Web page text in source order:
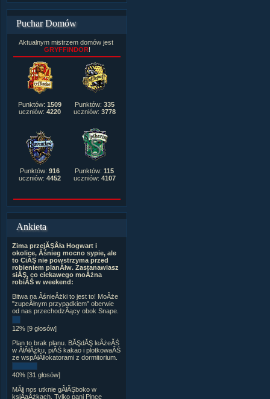
Puchar Domów
Aktualnym mistrzem domów jest
GRYFFINDOR!
Punktów: 1509
uczniów: 4220
Punktów: 335
uczniów: 3778
Punktów: 916
uczniów: 4452
Punktów: 115
uczniów: 4107
Ankieta
Zima przejĂŞÂła Hogwart i
okolice, Âśnieg mocno sypie, ale
to CiĂŞ nie powstrzyma przed
robieniem planĂłw. Zastanawiasz
siĂŞ, co ciekawego moÂżna
robiĂŚ w weekend:
Bitwa na ÂśnieÂżki to jest to! MoÂże
"zupeÂłnym przypadkiem" oberwie
od nas przechodzÂący obok Snape.
12% [9 głosów]
Plan to brak planu. BĂŞdĂŞ leÂżeĂŚ
w ÂłĂłÂżku, piĂŚ kakao i plotkowaĂŚ
ze wspĂłÂłlokatorami z dormitorium.
40% [31 głosów]
MĂłj nos utknie gÂłĂŞboko w
ksiÂąÂżkach. Tylko pani Pince